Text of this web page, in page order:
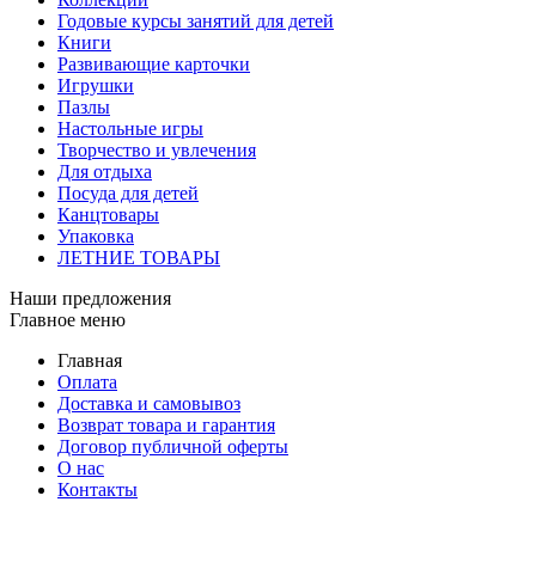
Годовые курсы занятий для детей
Книги
Развивающие карточки
Игрушки
Пазлы
Настольные игры
Творчество и увлечения
Для отдыха
Посуда для детей
Канцтовары
Упаковка
ЛЕТНИЕ ТОВАРЫ
Наши предложения
Главное меню
Главная
Оплата
Доставка и самовывоз
Возврат товара и гарантия
Договор публичной оферты
О нас
Контакты